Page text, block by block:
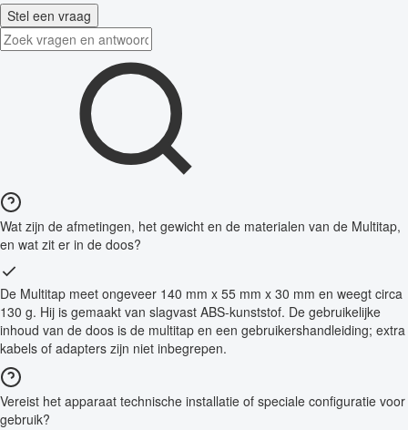
Stel een vraag
Wat zijn de afmetingen, het gewicht en de materialen van de Multitap,
en wat zit er in de doos?
De Multitap meet ongeveer 140 mm x 55 mm x 30 mm en weegt circa
130 g. Hij is gemaakt van slagvast ABS-kunststof. De gebruikelijke
inhoud van de doos is de multitap en een gebruikershandleiding; extra
kabels of adapters zijn niet inbegrepen.
Vereist het apparaat technische installatie of speciale configuratie voor
gebruik?